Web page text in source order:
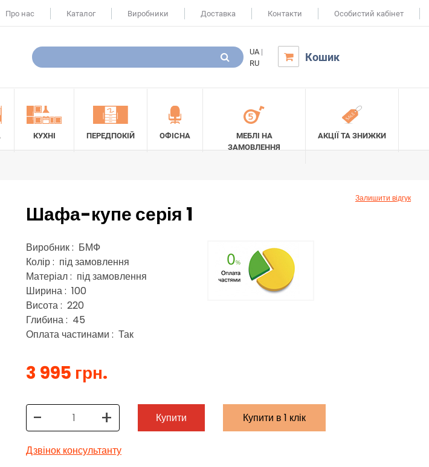
Про нас Каталог Виробники Доставка Контакти Особистий кабінет
UA |
RU
 Кошик
КУХНІ ПЕРЕДПОКІЙ ОФІСНА
МЕБЛІ НА
ЗАМОВЛЕННЯ
АКЦІЇ ТА ЗНИЖКИ
Шафа-купе серія 1
Залишити відгук
Виробник : БМФ
Колір : під замовлення
Матеріал : під замовлення
Ширина : 100
Висота : 220
Глибина : 45
Оплата частинами : Так
3 995 грн.
- + Купити Купити в 1 клік
Дзвінок консультанту